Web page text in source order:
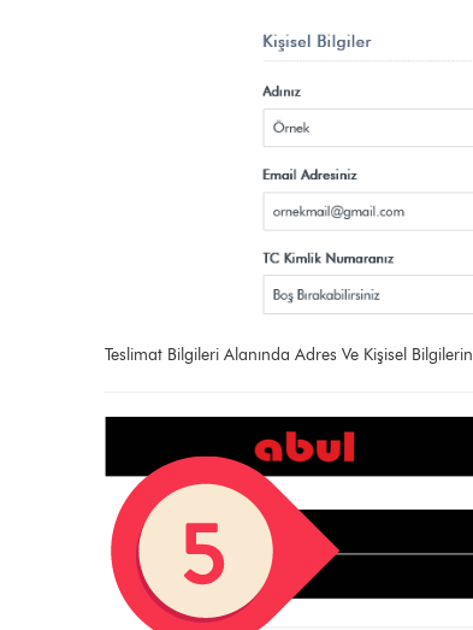
Teslimat Bilgileri Alanında Adres Ve Kişisel